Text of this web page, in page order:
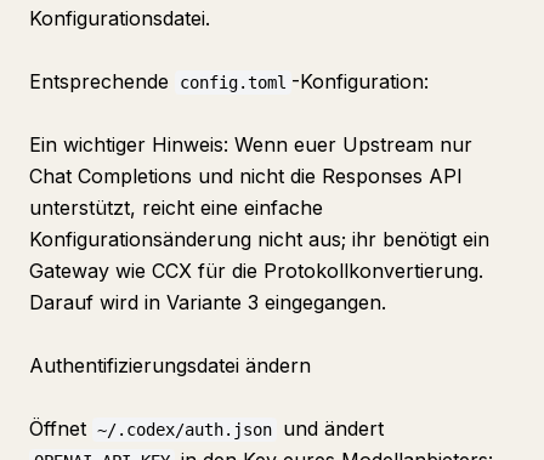
Konfigurationsdatei.
Entsprechende config.toml -Konfiguration:
Ein wichtiger Hinweis: Wenn euer Upstream nur
Chat Completions und nicht die Responses API
unterstützt, reicht eine einfache
Konfigurationsänderung nicht aus; ihr benötigt ein
Gateway wie CCX für die Protokollkonvertierung.
Darauf wird in Variante 3 eingegangen.
Authentifizierungsdatei ändern
Öffnet ~/.codex/auth.json und ändert